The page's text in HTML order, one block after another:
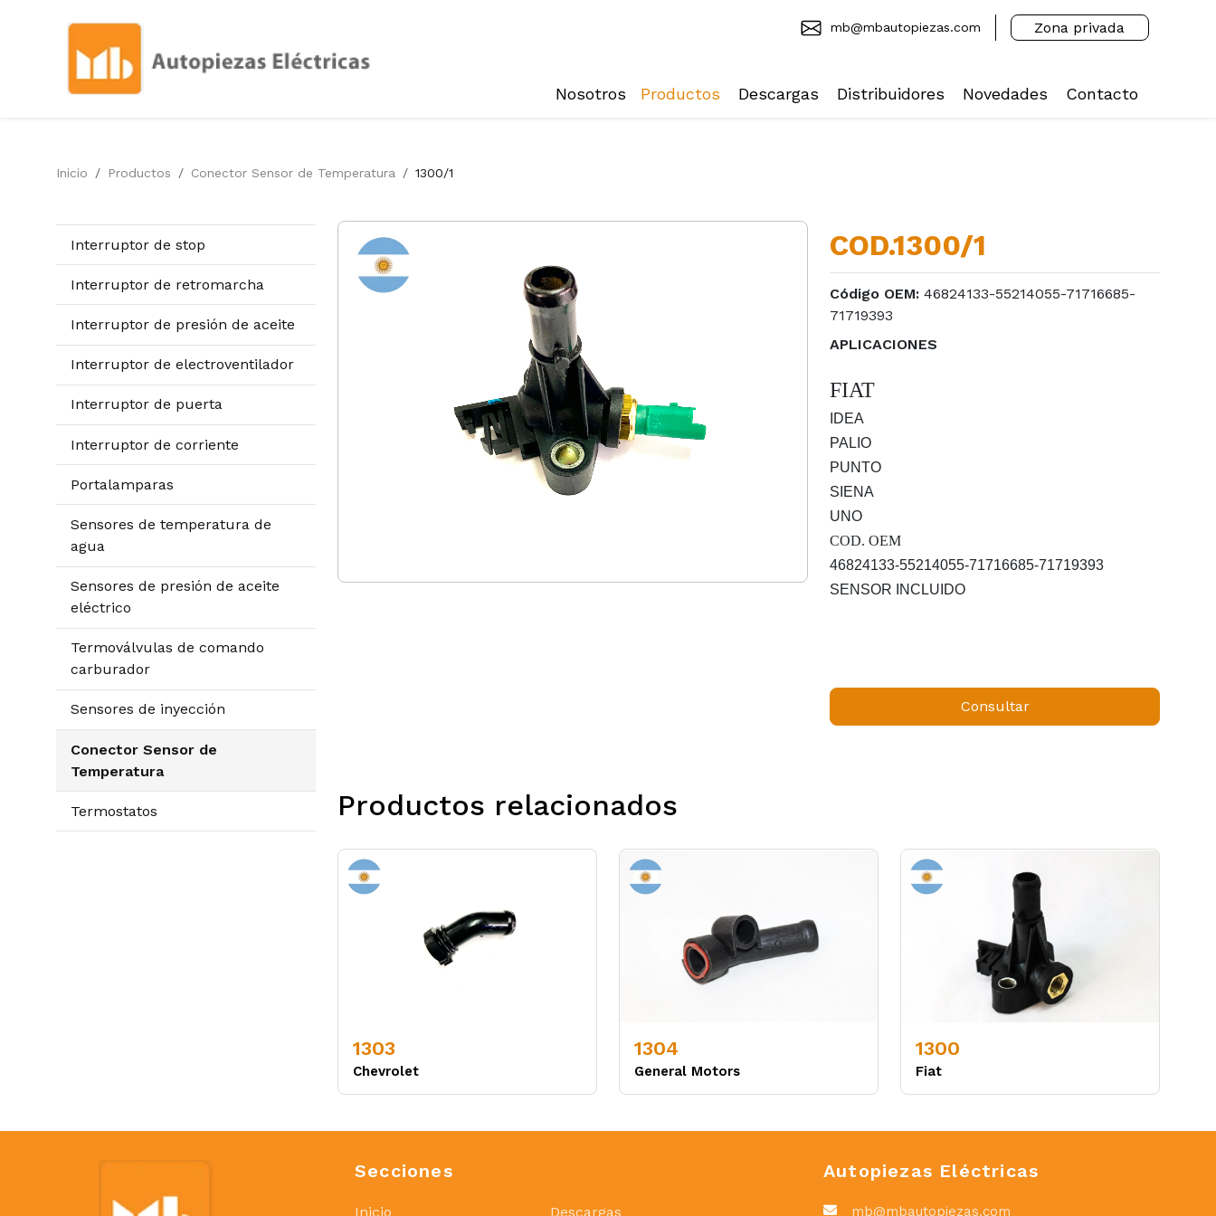
mb@mbautopiezas.com Zona privada
Nosotros Productos Descargas Distribuidores Novedades Contacto
Inicio Productos Conector Sensor de Temperatura 1300/1
Interruptor de stop
Interruptor de retromarcha
Interruptor de presión de aceite
Interruptor de electroventilador
Interruptor de puerta
Interruptor de corriente
Portalamparas
Sensores de temperatura de
agua
Sensores de presión de aceite
eléctrico
Termoválvulas de comando
carburador
Sensores de inyección
Conector Sensor de
Temperatura
Termostatos
COD.1300/1
Código OEM:46824133-55214055-71716685-
71719393
APLICACIONES
FIAT
IDEA
PALIO
PUNTO
SIENA
UNO
COD. OEM
46824133-55214055-71716685-71719393
SENSOR INCLUIDO
Consultar
Productos relacionados
1303
Chevrolet
1304
General Motors
1300
Fiat
Secciones
Inicio Descargas
Autopiezas Eléctricas
mb@mbautopiezas.com